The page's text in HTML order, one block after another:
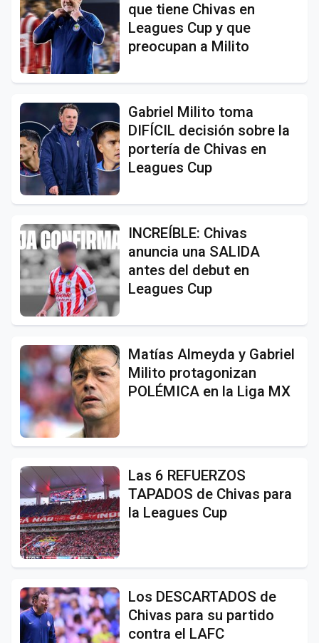
que tiene Chivas en
Leagues Cup y que
preocupan a Milito
Gabriel Milito toma
DIFÍCIL decisión sobre la
portería de Chivas en
Leagues Cup
INCREÍBLE: Chivas
anuncia una SALIDA
antes del debut en
Leagues Cup
Matías Almeyda y Gabriel
Milito protagonizan
POLÉMICA en la Liga MX
Las 6 REFUERZOS
TAPADOS de Chivas para
la Leagues Cup
Los DESCARTADOS de
Chivas para su partido
contra el LAFC